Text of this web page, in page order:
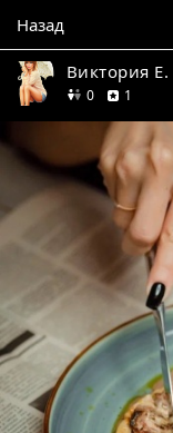
Назад
Виктория Е.
0друзей
1